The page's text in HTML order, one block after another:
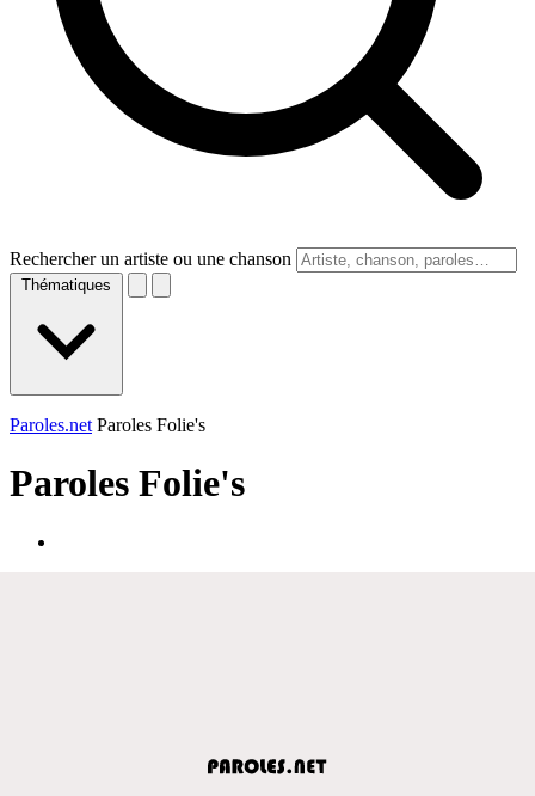
Rechercher un artiste ou une chanson
Thématiques
Paroles.net Paroles Folie's
Paroles Folie's